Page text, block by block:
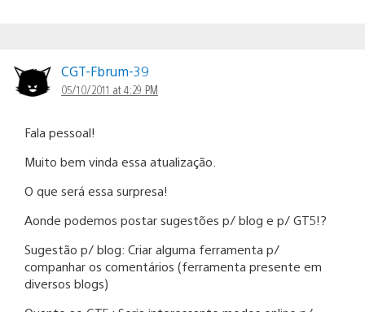
CGT-Fbrum-39
05/10/2011 at 4:29 PM
Fala pessoal!
Muito bem vinda essa atualização.
O que será essa surpresa!
Aonde podemos postar sugestões p/ blog e p/ GT5!?
Sugestão p/ blog: Criar alguma ferramenta p/
companhar os comentários (ferramenta presente em
diversos blogs)